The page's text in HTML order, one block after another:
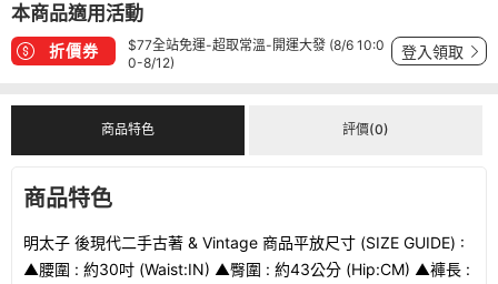
本商品適用活動
折價券
$77全站免運-超取常溫-開運大發 (8/6 10:0
0-8/12)
登入領取
商品特色 評價(0)
商品特色
明太子 後現代二手古著 & Vintage 商品平放尺寸 (SIZE GUIDE) :
▲腰圍 : 約30吋 (Waist:IN) ▲臀圍 : 約43公分 (Hip:CM) ▲褲長 :